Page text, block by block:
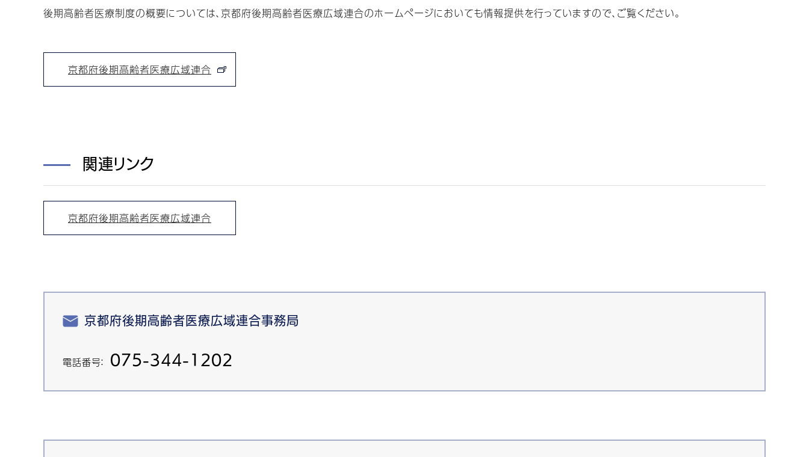
後期高齢者医療制度の概要については、京都府後期高齢者医療広域連合のホームページにおいても情報提供を行っていますので、ご覧ください。
京都府後期高齢者医療広域連合
関連リンク
京都府後期高齢者医療広域連合
京都府後期高齢者医療広域連合事務局
電話番号： 075-344-1202